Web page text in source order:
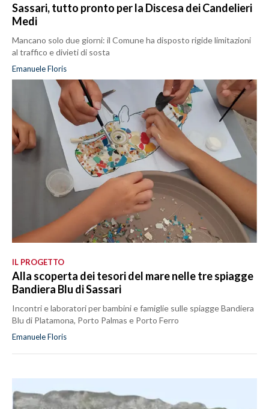
Sassari, tutto pronto per la Discesa dei Candelieri
Medi
Mancano solo due giorni: il Comune ha disposto rigide limitazioni
al traffico e divieti di sosta
Emanuele Floris
IL PROGETTO
Alla scoperta dei tesori del mare nelle tre spiagge
Bandiera Blu di Sassari
Incontri e laboratori per bambini e famiglie sulle spiagge Bandiera
Blu di Platamona, Porto Palmas e Porto Ferro
Emanuele Floris